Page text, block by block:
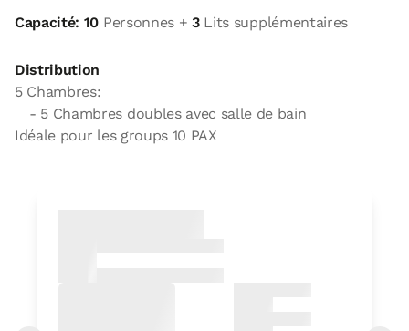
Capacité: 10 Personnes +3Lits supplémentaires
Distribution
5 Chambres:
- 5 Chambres doubles avec salle de bain
Idéale pour les groups 10 PAX